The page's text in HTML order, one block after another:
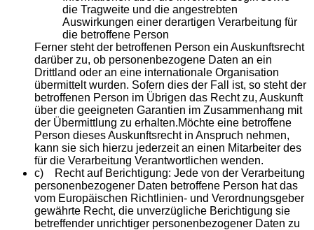
die Tragweite und die angestrebten
Auswirkungen einer derartigen Verarbeitung für
die betroffene Person
Ferner steht der betroffenen Person ein Auskunftsrecht
darüber zu, ob personenbezogene Daten an ein
Drittland oder an eine internationale Organisation
übermittelt wurden. Sofern dies der Fall ist, so steht der
betroffenen Person im Übrigen das Recht zu, Auskunft
über die geeigneten Garantien im Zusammenhang mit
der Übermittlung zu erhalten.Möchte eine betroffene
Person dieses Auskunftsrecht in Anspruch nehmen,
kann sie sich hierzu jederzeit an einen Mitarbeiter des
für die Verarbeitung Verantwortlichen wenden.
c) Recht auf Berichtigung: Jede von der Verarbeitung
personenbezogener Daten betroffene Person hat das
vom Europäischen Richtlinien- und Verordnungsgeber
gewährte Recht, die unverzügliche Berichtigung sie
betreffender unrichtiger personenbezogener Daten zu